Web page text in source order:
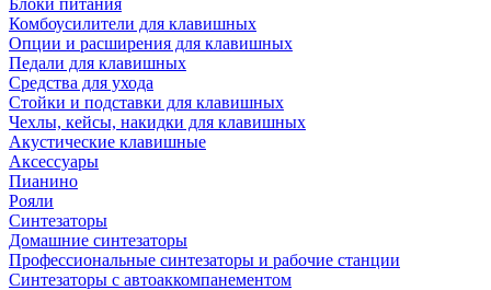
Блоки питания
Комбоусилители для клавишных
Опции и расширения для клавишных
Педали для клавишных
Средства для ухода
Стойки и подставки для клавишных
Чехлы, кейсы, накидки для клавишных
Акустические клавишные
Аксессуары
Пианино
Рояли
Синтезаторы
Домашние синтезаторы
Профессиональные синтезаторы и рабочие станции
Синтезаторы с автоаккомпанементом